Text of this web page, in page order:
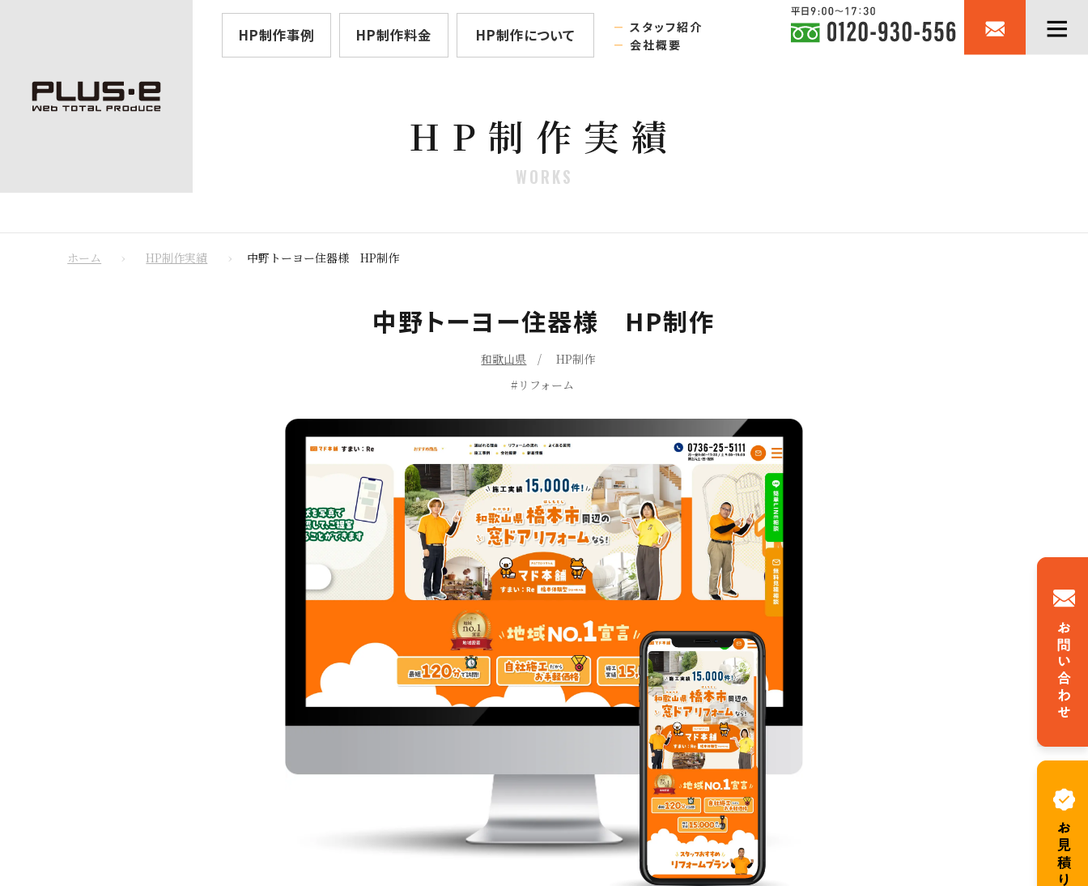
HP制作事例 HP制作料金 HP制作について － スタッフ紹介
－会社概要
HP制作実績
WORKS
ホーム HP制作実績 中野トーヨー住器様 HP制作
中野トーヨー住器様 HP制作
和歌山県
HP制作
リフォーム